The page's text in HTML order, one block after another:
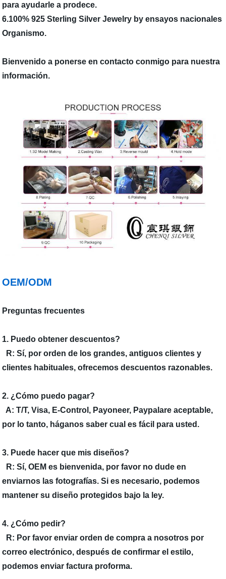
para ayudarle a prodece.
6.100% 925 Sterling Silver Jewelry by ensayos nacionales
Organismo.
Bienvenido a ponerse en contacto conmigo para nuestra
información.
OEM/ODM
Preguntas frecuentes
1. Puedo obtener descuentos?
R: Sí, por orden de los grandes, antiguos clientes y
clientes habituales, ofrecemos descuentos razonables.
2. ¿Cómo puedo pagar?
A: T/T, Visa, E-Control, Payoneer, Paypalare aceptable,
por lo tanto, háganos saber cual es fácil para usted.
3. Puede hacer que mis diseños?
R: Sí, OEM es bienvenida, por favor no dude en
enviarnos las fotografías. Si es necesario, podemos
mantener su diseño protegidos bajo la ley.
4. ¿Cómo pedir?
R: Por favor enviar orden de compra a nosotros por
correo electrónico, después de confirmar el estilo,
podemos enviar factura proforma.